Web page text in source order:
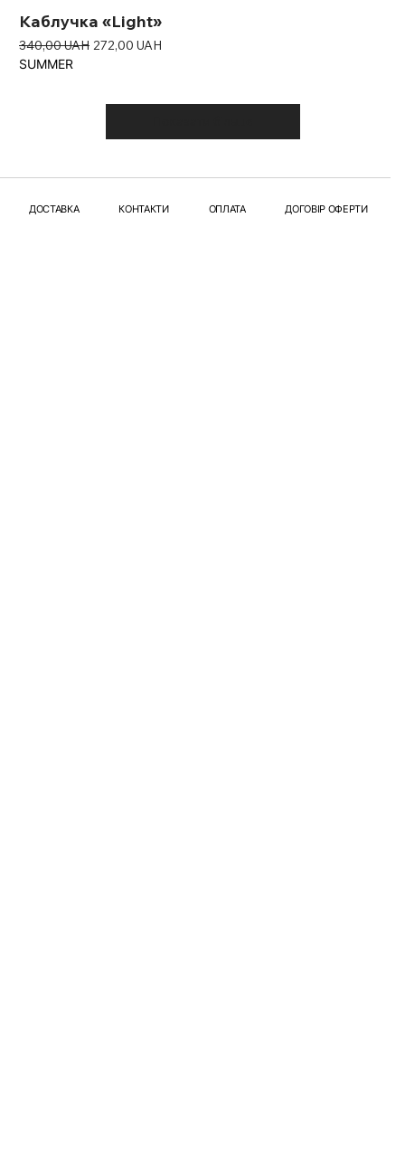
Каблучка «Light»
Звичайна ціна
340,00 UAH За розпродажем
272,00 UAH
SUMMER
ДОСТАВКА КОНТАКТИ ОПЛАТА ДОГОВІР ОФЕРТИ